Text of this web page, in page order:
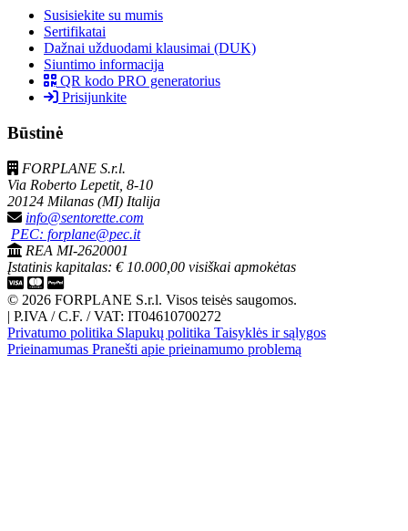
Susisiekite su mumis
Sertifikatai
Dažnai užduodami klausimai (DUK)
Siuntimo informacija
QR kodo PRO generatorius
Prisijunkite
Būstinė
FORPLANE S.r.l.
Via Roberto Lepetit, 8-10
20124 Milanas (MI) Italija
info@sentorette.com
PEC: forplane@pec.it
REA MI-2620001
Įstatinis kapitalas: € 10.000,00 visiškai apmokėtas
© 2026 FORPLANE S.r.l. Visos teisės saugomos.
| P.IVA / C.F. / VAT: IT04610700272
Privatumo politika Slapukų politika Taisyklės ir sąlygos
Prieinamumas Pranešti apie prieinamumo problemą